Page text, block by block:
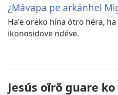
¿Mávapa pe arkánhel
Haʼe oreko hína ótro héra,
ikonosidove ndéve.
Jesús oĩrõ guare